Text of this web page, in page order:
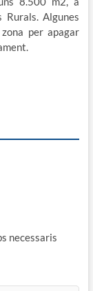
Rurals. Algunes
per apagar
necessaris